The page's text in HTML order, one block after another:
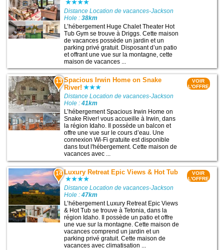
Distance Location de vacances-Jackson
Hole :38km
L’hébergement Huge Chalet Theater Hot
Tub Gym se trouve à Driggs. Cette maison
de vacances possède un jardin et un
parking privé gratuit. Disposant d’un patio
et offrant une vue sur la montagne, cette
maison de vacances ...
13 Spacious Irwin Home on Snake
River!
Distance Location de vacances-Jackson
Hole :41km
L’hébergement Spacious Irwin Home on
Snake River! vous accueille à Irwin, dans
la région Idaho. Il possède un balcon et
offre une vue sur le cours d’eau. Une
connexion Wi-Fi gratuite est disponible
dans tout l'hébergement. Cette maison de
vacances avec ...
VOIR
L'OFFRE
14 Luxury Retreat Epic Views & Hot Tub
Distance Location de vacances-Jackson
Hole :47km
L’hébergement Luxury Retreat Epic Views
& Hot Tub se trouve à Tetonia, dans la
région Idaho. Il possède un patio et offre
une vue sur la montagne. Cette maison de
vacances comprend un jardin et un
parking privé gratuit. Cette maison de
vacances avec climatisation ...
VOIR
L'OFFRE